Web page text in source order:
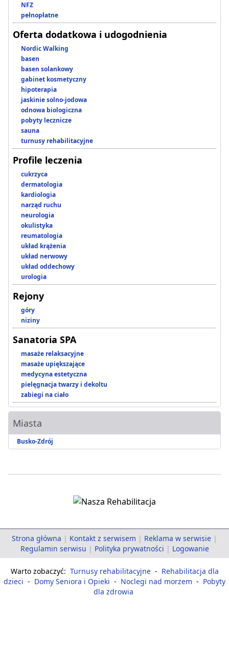
NFZ
pełnopłatne
Oferta dodatkowa i udogodnienia
Nordic Walking
basen
basen solankowy
gabinet kosmetyczny
hipoterapia
jaskinie solno-jodowa
odnowa biologiczna
pobyty lecznicze
sauna
turnusy rehabilitacyjne
Profile leczenia
cukrzyca
dermatologia
kardiologia
narząd ruchu
neurologia
okulistyka
reumatologia
układ krążenia
układ nerwowy
układ oddechowy
urologia
Rejony
góry
niziny
Sanatoria SPA
masaże relaksacyjne
masaże upiększające
medycyna estetyczna
pielęgnacja twarzy i dekoltu
zabiegi na ciało
Miasta
Busko-Zdrój
Strona główna | Kontakt z serwisem | Reklama w serwisie |
Regulamin serwisu | Polityka prywatności | Logowanie
Warto zobaczyć: Turnusy rehabilitacyjne - Rehabilitacja dla
dzieci - Domy Seniora i Opieki - Noclegi nad morzem - Pobyty
dla zdrowia